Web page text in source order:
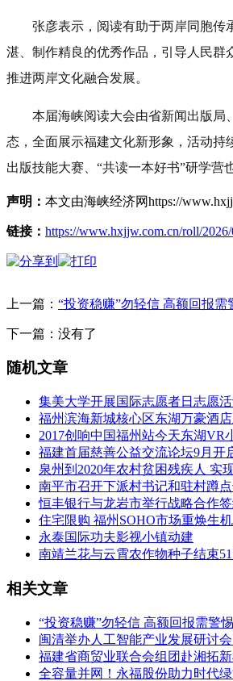
张彦表示，阅读有助于两岸同胞传
湛、制作精良的优秀作品，引导人民群
推进两岸文化融合发展。
本届海峡阅读大会由省新闻出版局
态，全面展示福建文化新形象，活动持
出版技能大赛、“共读一本好书”研学营
声明： 本文由海峡经济网https://
链接： https://www.hxjjw.com.cn/roll/
上一篇： “投资稳赚”勿轻信 高额回报需
下一篇：没有了
随机文章
集美大学开展国际志愿者日志愿
福州滨海新城核心区东湖万豪酒
2017创响中国福州站今天东湖VR
福建首届慈善公益交流论坛9月开
泉州到2020年农村贫困残疾人 实
南平市召开下派村书记和驻村蹲
恒丰银行与龙岩市举行战略合作
住宅限购 福州SOHO市场重焕生机
永泰国际功夫影视小镇动建
南靖兰花与云霄农作物种子结束
相关文章
“投资稳赚”勿轻信 高额回报需警惕
闽清举办人工智能产业发展研讨
福建省商贸业联合会组团赴湘拓
全容量并网！永福股份助力时代